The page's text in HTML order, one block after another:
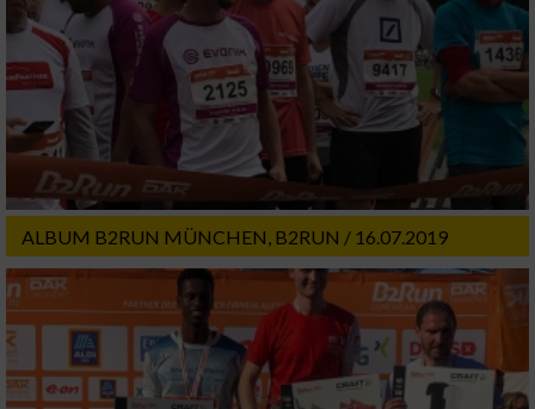
ALBUM B2RUN MÜNCHEN, B2RUN / 16.07.2019